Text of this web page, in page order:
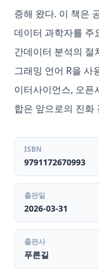
증해 왔다. 이 책은
데이터 과학자를 주
간데이터 분석의 절
그래밍 언어 R을 사
이터사이언스, 오픈
합은 앞으로의 진화
ISBN
9791172670993
출판일
2026-03-31
출판사
푸른길